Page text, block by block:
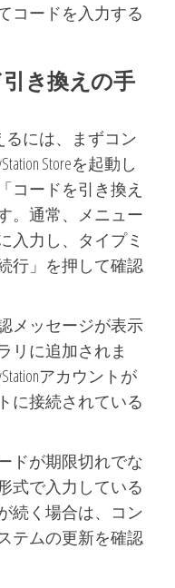
コードを入力する
引き換えの手
るには、まずコン
Storeを起動し
コードを引き換え
。通常、メニュー
入力し、タイプミ
行」を押して確認
メッセージが表示
リに追加されま
アカウントが
に接続されている
ドが期限切れでな
式で入力している
続く場合は、コン
テムの更新を確認